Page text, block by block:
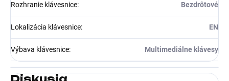
Rozhranie klávesnice: Bezdrôtové
Lokalizácia klávesnice: EN
Výbava klávesnice: Multimediálne klávesy